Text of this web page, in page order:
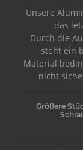
Unsere
das
Durch die
steht ein
Material
nicht
Größere